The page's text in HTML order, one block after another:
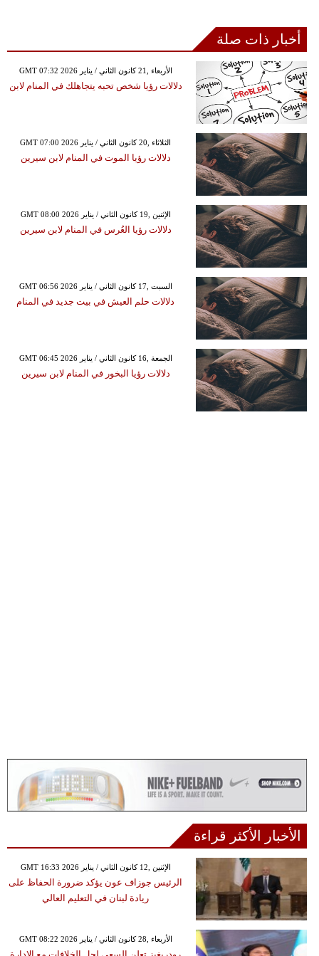
أخبار ذات صلة
GMT 07:32 2026 الأربعاء ,21 كانون الثاني / يناير
دلالات رؤيا شخص تحبه يتجاهلك في المنام لابن
GMT 07:00 2026 الثلاثاء ,20 كانون الثاني / يناير
دلالات رؤيا الموت في المنام لابن سيرين
GMT 08:00 2026 الإثنين ,19 كانون الثاني / يناير
دلالات رؤيا العُرس في المنام لابن سيرين
GMT 06:56 2026 السبت ,17 كانون الثاني / يناير
دلالات حلم العيش في بيت جديد في المنام
GMT 06:45 2026 الجمعة ,16 كانون الثاني / يناير
دلالات رؤيا البخور في المنام لابن سيرين
الأخبار الأكثر قراءة
GMT 16:33 2026 الإثنين ,12 كانون الثاني / يناير
الرئيس جوزاف عون يؤكد ضرورة الحفاظ على
ريادة لبنان في التعليم العالي
GMT 08:22 2026 الأربعاء ,28 كانون الثاني / يناير